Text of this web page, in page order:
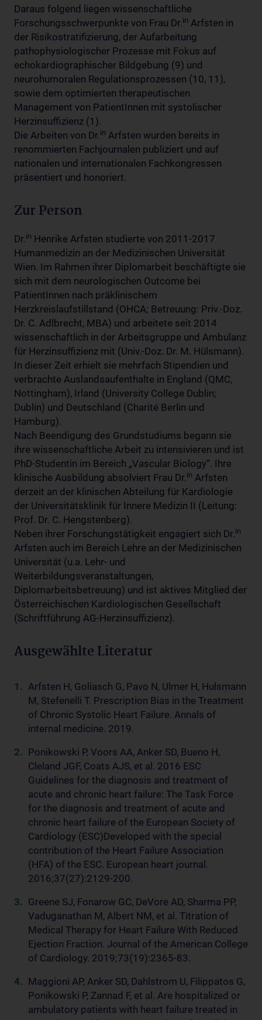
Daraus folgend liegen wissenschaftliche
Forschungsschwerpunkte von Frau Dr.in Arfsten in
der Risikostratifizierung, der Aufarbeitung
pathophysiologischer Prozesse mit Fokus auf
echokardiographischer Bildgebung (9) und
neurohumoralen Regulationsprozessen (10, 11),
sowie dem optimierten therapeutischen
Management von PatientInnen mit systolischer
Herzinsuffizienz (1).
Die Arbeiten von Dr.in Arfsten wurden bereits in
renommierten Fachjournalen publiziert und auf
nationalen und internationalen Fachkongressen
präsentiert und honoriert.
Zur Person
Dr.in Henrike Arfsten studierte von 2011-2017
Humanmedizin an der Medizinischen Universität
Wien. Im Rahmen ihrer Diplomarbeit beschäftigte sie
sich mit dem neurologischen Outcome bei
PatientInnen nach präklinischem
Herzkreislaufstillstand (OHCA; Betreuung: Priv.-Doz.
Dr. C. Adlbrecht, MBA) und arbeitete seit 2014
wissenschaftlich in der Arbeitsgruppe und Ambulanz
für Herzinsuffizienz mit (Univ.-Doz. Dr. M. Hülsmann).
In dieser Zeit erhielt sie mehrfach Stipendien und
verbrachte Auslandsaufenthalte in England (QMC,
Nottingham), Irland (University College Dublin;
Dublin) und Deutschland (Charité Berlin und
Hamburg).
Nach Beendigung des Grundstudiums begann sie
ihre wissenschaftliche Arbeit zu intensivieren und ist
PhD-Studentin im Bereich „Vascular Biology“. Ihre
klinische Ausbildung absolviert Frau Dr.in Arfsten
derzeit an der klinischen Abteilung für Kardiologie
der Universitätsklinik für Innere Medizin II (Leitung:
Prof. Dr. C. Hengstenberg).
Neben ihrer Forschungstätigkeit engagiert sich Dr.in
Arfsten auch im Bereich Lehre an der Medizinischen
Universität (u.a. Lehr- und
Weiterbildungsveranstaltungen,
Diplomarbeitsbetreuung) und ist aktives Mitglied der
Österreichischen Kardiologischen Gesellschaft
(Schriftführung AG-Herzinsuffizienz).
Ausgewählte Literatur
Arfsten H, Goliasch G, Pavo N, Ulmer H, Hulsmann
M, Stefenelli T. Prescription Bias in the Treatment
of Chronic Systolic Heart Failure. Annals of
internal medicine. 2019.
Ponikowski P, Voors AA, Anker SD, Bueno H,
Cleland JGF, Coats AJS, et al. 2016 ESC
Guidelines for the diagnosis and treatment of
acute and chronic heart failure: The Task Force
for the diagnosis and treatment of acute and
chronic heart failure of the European Society of
Cardiology (ESC)Developed with the special
contribution of the Heart Failure Association
(HFA) of the ESC. European heart journal.
2016;37(27):2129-200.
Greene SJ, Fonarow GC, DeVore AD, Sharma PP,
Vaduganathan M, Albert NM, et al. Titration of
Medical Therapy for Heart Failure With Reduced
Ejection Fraction. Journal of the American College
of Cardiology. 2019;73(19):2365-83.
Maggioni AP, Anker SD, Dahlstrom U, Filippatos G,
Ponikowski P, Zannad F, et al. Are hospitalized or
ambulatory patients with heart failure treated in